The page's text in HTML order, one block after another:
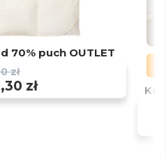
70% puch OUTLET
zł
zł